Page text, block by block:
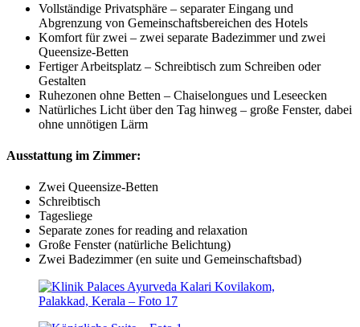
Vollständige Privatsphäre – separater Eingang und
Abgrenzung von Gemeinschaftsbereichen des Hotels
Komfort für zwei – zwei separate Badezimmer und zwei
Queensize-Betten
Fertiger Arbeitsplatz – Schreibtisch zum Schreiben oder
Gestalten
Ruhezonen ohne Betten – Chaiselongues und Leseecken
Natürliches Licht über den Tag hinweg – große Fenster, dabei
ohne unnötigen Lärm
Ausstattung im Zimmer:
Zwei Queensize-Betten
Schreibtisch
Tagesliege
Separate zones for reading and relaxation
Große Fenster (natürliche Belichtung)
Zwei Badezimmer (en suite und Gemeinschaftsbad)